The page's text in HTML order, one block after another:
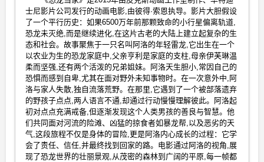
士尼影片公司发行的动画电影,由彼得·索恩执导。影片大胆假设
了一个平行历史：如果6500万年前那颗致命的小行星偏离轨道,
恐龙未灭绝,而是继续进化,在这片古老的大陆上建立起复杂的生
态和社会。故事聚焦于一只名叫阿洛的年轻雷龙,它出生在一个
以农业为生的恐龙家庭中,父亲亨利是家庭的支柱,母亲伊芙琳温
柔而坚强,还有两个活泼的兄弟姐妹。阿洛天生胆小,常因自己的
恐惧而感到自卑,尤其在面对野外未知事物时。在一次意外中,阿
洛与家人失散,独自流落荒野。在那里,它遇到了一个被部落遗弃
的野孩子点点,两人语言不通,却通过行动慢慢理解彼此。阿洛起
初对点点充满戒备,但逐渐发现这个人类男孩的善良与智慧。他
们共同面对河流的险滩、凶猛的掠食者如暴龙帮,以及恶劣的天
气,这段旅程不仅是身体的冒险,更是阿洛内心成长的过程：它学
会了责任、信任,并最终找到回家的路。电影通过阿洛的视角,展
现了恐龙世界的壮丽景观,从茂密的森林到广阔的平原,每一帧都